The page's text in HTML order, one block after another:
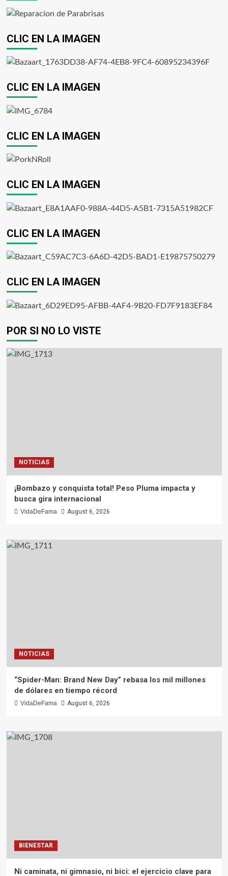
CLIC EN LA IMAGEN
CLIC EN LA IMAGEN
CLIC EN LA IMAGEN
CLIC EN LA IMAGEN
CLIC EN LA IMAGEN
CLIC EN LA IMAGEN
POR SI NO LO VISTE
NOTICIAS
¡Bombazo y conquista total! Peso Pluma impacta y
busca gira internacional
VidaDeFama August 6, 2026
NOTICIAS
“Spider-Man: Brand New Day” rebasa los mil millones
de dólares en tiempo récord
VidaDeFama August 6, 2026
BIENESTAR
Ni caminata, ni gimnasio, ni bici: el ejercicio clave para